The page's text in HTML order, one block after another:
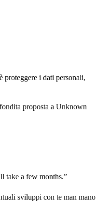
proteggere i dati personali,
proposta a Unknown
take a few months.”
sviluppi con te man mano